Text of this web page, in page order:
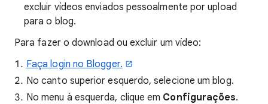
excluir vídeos enviados pessoalmente por upload
para o blog.
Para fazer o download ou excluir um vídeo:
Faça login no Blogger.
No canto superior esquerdo, selecione um blog.
No menu à esquerda, clique em Configurações.